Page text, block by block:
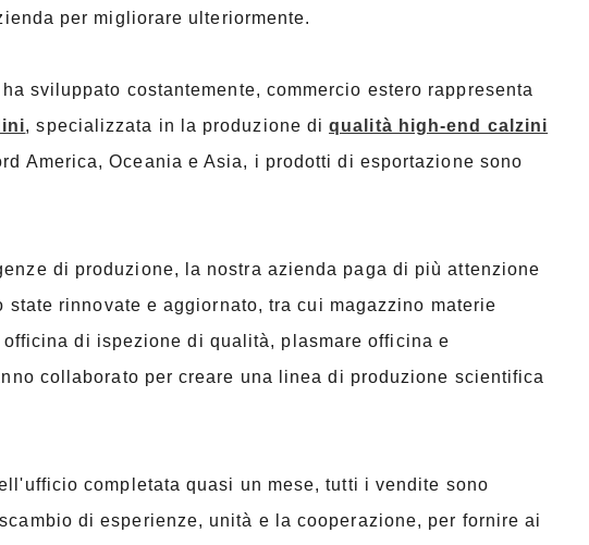
per migliorare ulteriormente.
sviluppato costantemente, commercio estero rappresenta
, specializzata in la produzione diqualità high-end calzini
America, Oceania e Asia, i prodotti di esportazione sono
di produzione, la nostra azienda paga di più attenzione
rinnovate e aggiornato, tra cui magazzino materie
di ispezione di qualità, plasmare officina e
collaborato per creare una linea di produzione scientifica
completata quasi un mese, tutti i vendite sono
di esperienze, unità e la cooperazione, per fornire ai